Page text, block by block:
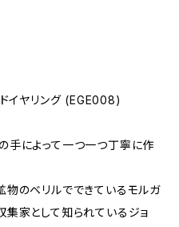
イヤリング (EGE008)
手によって一つ一つ丁寧に作
物のベリルでできているモルガ
集家として知られているジョ